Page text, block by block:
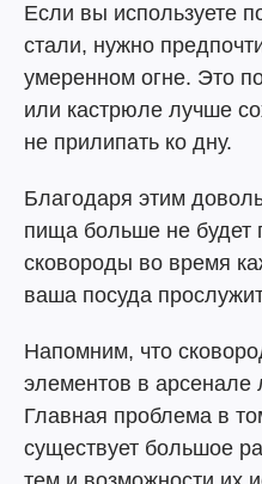
Если вы используете
стали, нужно
умеренном огне. Это
или кастрюле лучше
не прилипать ко дну.
Благодаря этим
пища больше не будет
сковороды во время
ваша посуда
Напомним, что
элементов в арсенале
Главная проблема в
существует большое